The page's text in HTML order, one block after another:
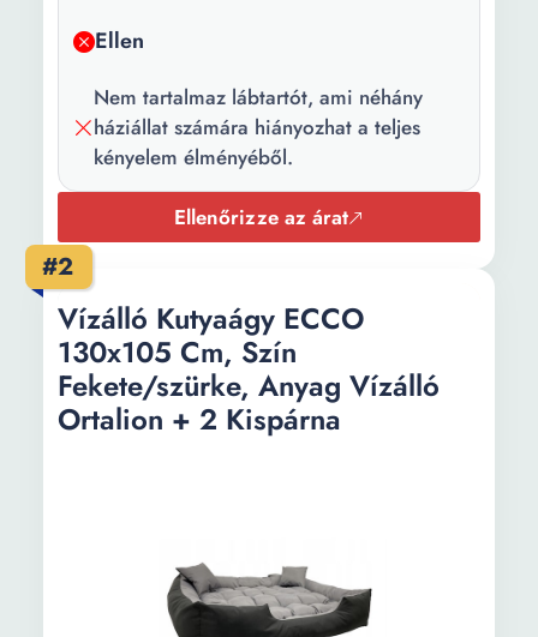
Ellen
Nem tartalmaz lábtartót, ami néhány
háziállat számára hiányozhat a teljes
kényelem élményéből.
Ellenőrizze az árat
#2
Vízálló Kutyaágy ECCO
130x105 Cm, Szín
Fekete/szürke, Anyag Vízálló
Ortalion + 2 Kispárna